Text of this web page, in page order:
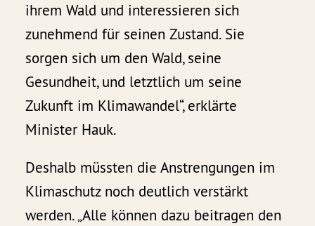
ihrem Wald und interessieren sich
zunehmend für seinen Zustand. Sie
sorgen sich um den Wald, seine
Gesundheit, und letztlich um seine
Zukunft im Klimawandel“, erklärte
Minister Hauk.
Deshalb müssten die Anstrengungen im
Klimaschutz noch deutlich verstärkt
werden. „Alle können dazu beitragen den